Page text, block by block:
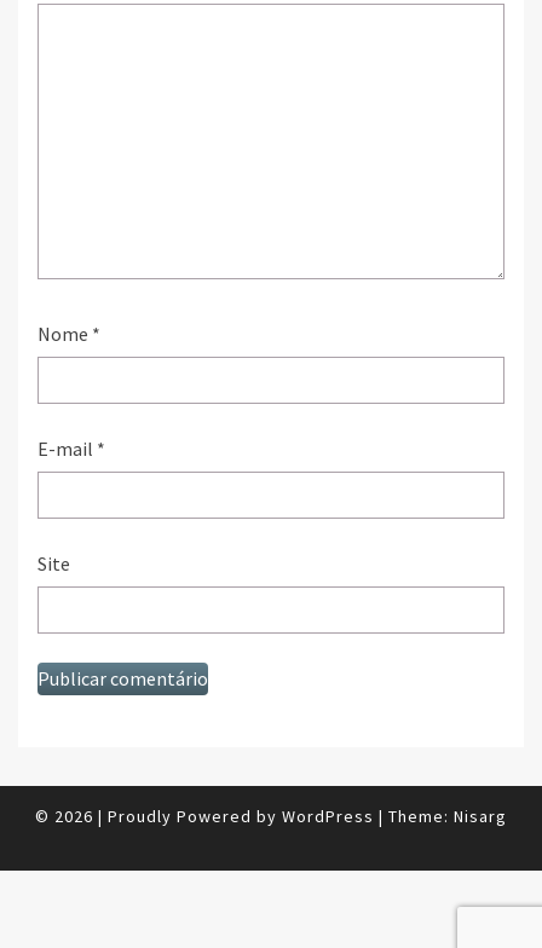
Nome *
E-mail *
Site
© 2026 | Proudly Powered by WordPress | Theme: Nisarg